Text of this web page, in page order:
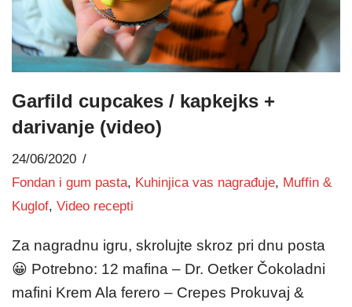
Garfild cupcakes / kapkejks +
darivanje (video)
24/06/2020
Fondan i gum pasta, Kuhinjica vas nagrađuje, Muffin &
Kuglof, Video recepti
Za nagradnu igru, skrolujte skroz pri dnu posta
😀 Potrebno: 12 mafina – Dr. Oetker Čokoladni
mafini Krem Ala ferero – Crepes Prokuvaj &